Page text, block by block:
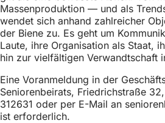
h
h
i
e
r
:
Massenproduktion — und als
wendet sich anhand zahlreicher
der Biene zu. Es geht um
Laute, ihre Organisation als Staat,
hin zur vielfältigen Verwandtschaft
Eine Voranmeldung in der
Seniorenbeirats, Friedrichstraße
312631 oder per E-Mail an
ist erforderlich.